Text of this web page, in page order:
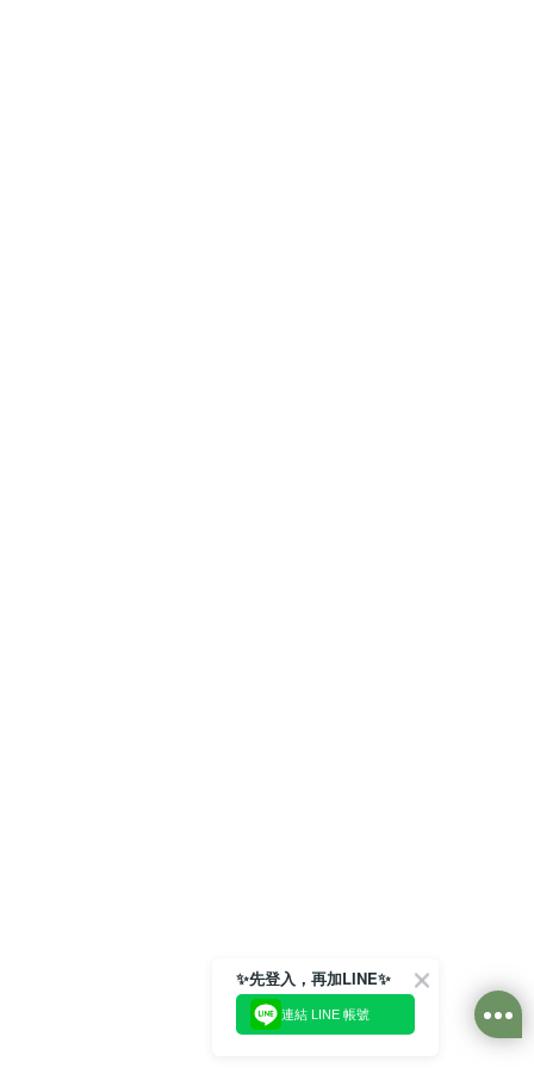
✨先登入，再加LINE✨
連結 LINE 帳號